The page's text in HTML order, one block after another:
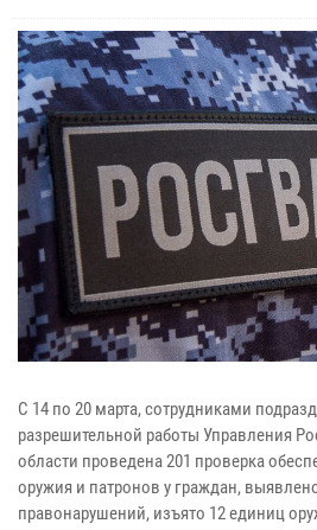
С 14 по 20 марта, сотрудниками
разрешительной работы Управления
области проведена 201 проверка
оружия и патронов у граждан,
правонарушений, изъято 12 единиц